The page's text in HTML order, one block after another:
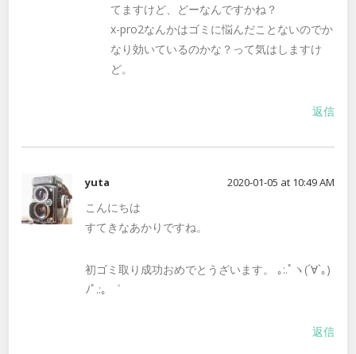
てますけど、どーなんですかね？
x-pro2なんかはゴミに悩んだことないのでか
なり効いているのかな？って気はしますけ
ど。
返信
yuta 2020-01-05 at 10:49 AM
こんにちは
すてきなあかりですね。
初ゴミ取り成功おめでとうざいます。 ｡:.ﾟヽ(´∀`｡)
ﾉﾟ.:｡ ゜
返信